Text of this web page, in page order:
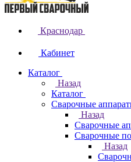
Краснодар
Кабинет
Каталог
Назад
Каталог
Сварочные
Назад
Сварочные
Сварочные
Назад